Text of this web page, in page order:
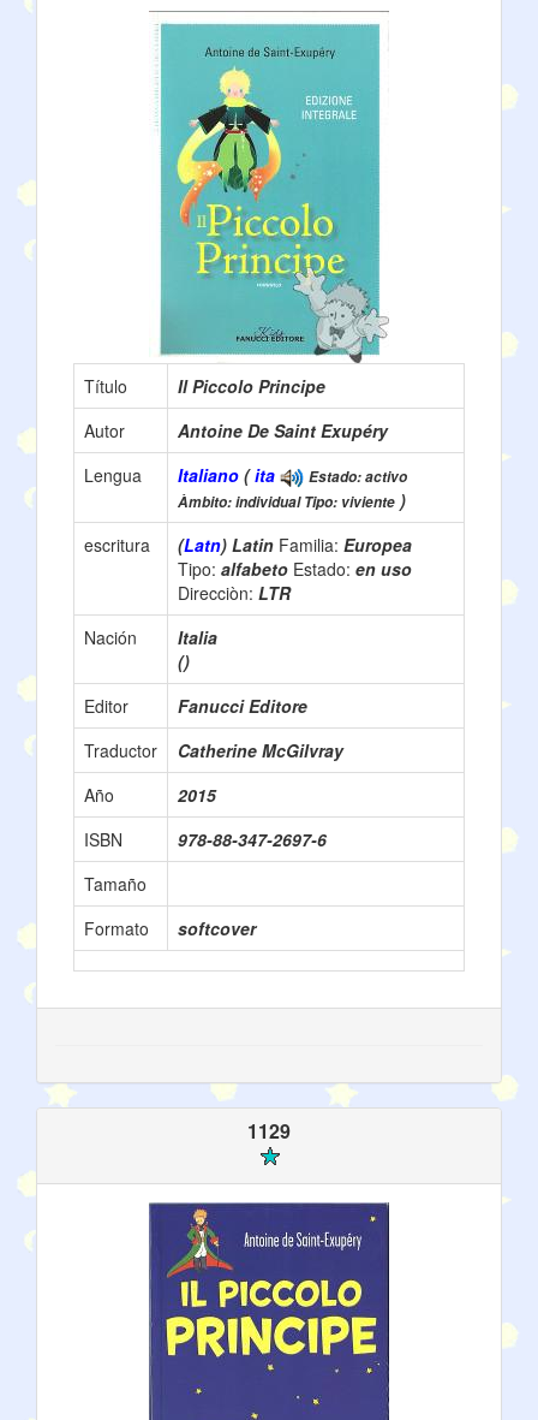
Título
Il Piccolo Principe
Autor
Antoine De Saint Exupéry
Lengua
Italiano (ita
Estado: activo
Àmbito: individual Tipo: viviente )
escritura
(Latn) Latin Familia: Europea
Tipo: alfabeto Estado: en uso
Direcciòn: LTR
Nación
Italia
()
Editor
Fanucci Editore
Traductor
Catherine McGilvray
Año
2015
ISBN
978-88-347-2697-6
Tamaño
Formato
softcover
1129